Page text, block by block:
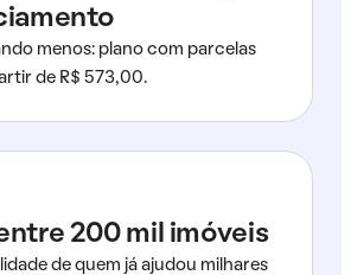
menos: plano com parcelas
de R$ 573,00.
200 mil imóveis
de quem já ajudou milhares